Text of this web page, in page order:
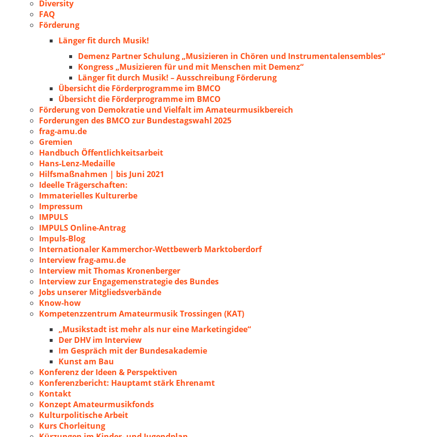
Diversity
FAQ
Förderung
Länger fit durch Musik!
Demenz Partner Schulung „Musizieren in Chören und Instrumentalensembles“
Kongress „Musizieren für und mit Menschen mit Demenz“
Länger fit durch Musik! – Ausschreibung Förderung
Übersicht die Förderprogramme im BMCO
Übersicht die Förderprogramme im BMCO
Förderung von Demokratie und Vielfalt im Amateurmusikbereich
Forderungen des BMCO zur Bundestagswahl 2025
frag-amu.de
Gremien
Handbuch Öffentlichkeitsarbeit
Hans-Lenz-Medaille
Hilfsmaßnahmen | bis Juni 2021
Ideelle Trägerschaften:
Immaterielles Kulturerbe
Impressum
IMPULS
IMPULS Online-Antrag
Impuls-Blog
Internationaler Kammerchor-Wettbewerb Marktoberdorf
Interview frag-amu.de
Interview mit Thomas Kronenberger
Interview zur Engagemenstrategie des Bundes
Jobs unserer Mitgliedsverbände
Know-how
Kompetenzzentrum Amateurmusik Trossingen (KAT)
„Musikstadt ist mehr als nur eine Marketingidee“
Der DHV im Interview
Im Gespräch mit der Bundesakademie
Kunst am Bau
Konferenz der Ideen & Perspektiven
Konferenzbericht: Hauptamt stärk Ehrenamt
Kontakt
Konzept Amateurmusikfonds
Kulturpolitische Arbeit
Kurs Chorleitung